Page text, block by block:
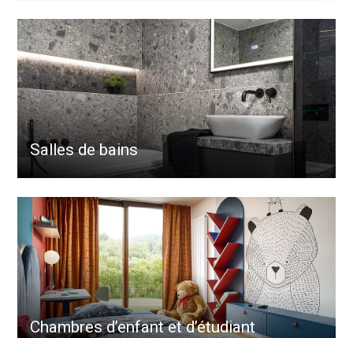
Salles de bains
Chambres d’enfant et d’étudiant